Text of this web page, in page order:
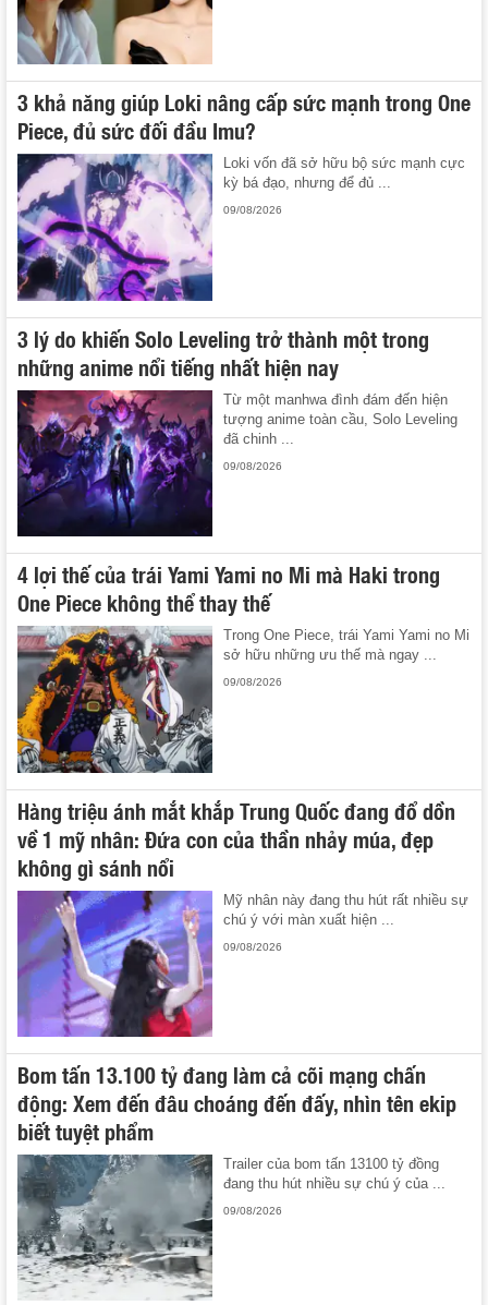
3 khả năng giúp Loki nâng cấp sức mạnh trong One
Piece, đủ sức đối đầu Imu?
Loki vốn đã sở hữu bộ sức mạnh cực
kỳ bá đạo, nhưng để đủ ...
09/08/2026
3 lý do khiến Solo Leveling trở thành một trong
những anime nổi tiếng nhất hiện nay
Từ một manhwa đình đám đến hiện
tượng anime toàn cầu, Solo Leveling
đã chinh ...
09/08/2026
4 lợi thế của trái Yami Yami no Mi mà Haki trong
One Piece không thể thay thế
Trong One Piece, trái Yami Yami no Mi
sở hữu những ưu thế mà ngay ...
09/08/2026
Hàng triệu ánh mắt khắp Trung Quốc đang đổ dồn
về 1 mỹ nhân: Đứa con của thần nhảy múa, đẹp
không gì sánh nổi
Mỹ nhân này đang thu hút rất nhiều sự
chú ý với màn xuất hiện ...
09/08/2026
Bom tấn 13.100 tỷ đang làm cả cõi mạng chấn
động: Xem đến đâu choáng đến đấy, nhìn tên ekip
biết tuyệt phẩm
Trailer của bom tấn 13100 tỷ đồng
đang thu hút nhiều sự chú ý của ...
09/08/2026